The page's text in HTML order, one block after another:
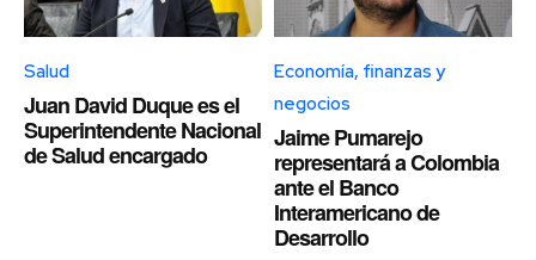
Salud
Juan David Duque es el
Superintendente Nacional
de Salud encargado
Economía, finanzas y
negocios
Jaime Pumarejo
representará a Colombia
ante el Banco
Interamericano de
Desarrollo